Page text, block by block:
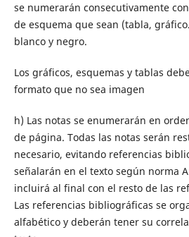
se numerarán consecutivamente
de esquema que sean (tabla,
blanco y negro.
Los gráficos, esquemas y tablas
formato que no sea imagen
h) Las notas se enumerarán en
de página. Todas las notas serán
necesario, evitando referencias
señalarán en el texto según norma
incluirá al final con el resto de las
Las referencias bibliográficas se
alfabético y deberán tener su